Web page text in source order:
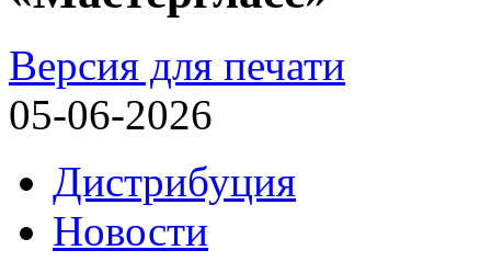
Версия для печати
05-06-2026
Дистрибуция
Новости